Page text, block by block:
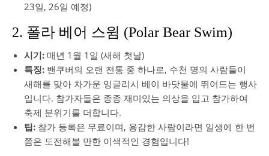
23일, 26일 예정)
2. 폴라 베어 스윔 (Polar Bear Swim)
시기: 매년 1월 1일 (새해 첫날)
특징: 밴쿠버의 오랜 전통 중 하나로, 수천 명의 사람들이
새해를 맞아 차가운 잉글리시 베이 바닷물에 뛰어드는 행사
입니다. 참가자들은 종종 재미있는 의상을 입고 참가하여
축제 분위기를 더합니다.
팁: 참가 등록은 무료이며, 용감한 사람이라면 일생에 한 번
쯤은 도전해볼 만한 이색적인 경험입니다!